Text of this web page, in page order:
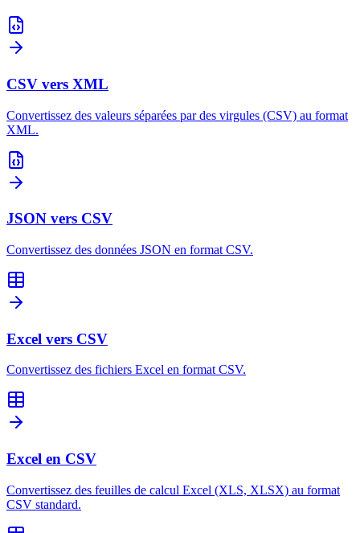
CSV vers XML
Convertissez des valeurs séparées par des virgules (CSV) au format
XML.
JSON vers CSV
Convertissez des données JSON en format CSV.
Excel vers CSV
Convertissez des fichiers Excel en format CSV.
Excel en CSV
Convertissez des feuilles de calcul Excel (XLS, XLSX) au format
CSV standard.